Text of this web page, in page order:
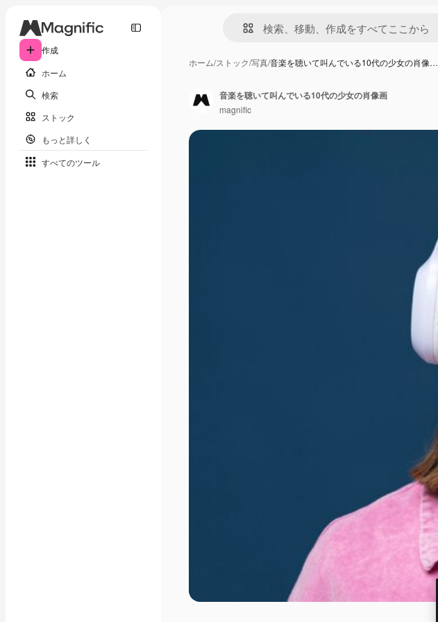
作成
ホーム
検索
ストック
もっと詳しく
すべてのツール
ホーム/ストック/写真/音楽を聴いて叫んでいる10代の少女の肖像…
音楽を聴いて叫んでいる10代の少女の肖像画
magnific